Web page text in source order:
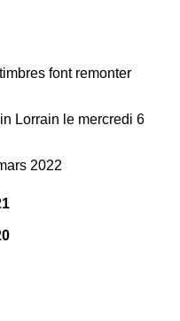
font remonter
Lorrain le mercredi 6
2022